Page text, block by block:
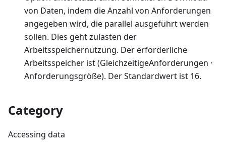
von Daten, indem die Anzahl von Anforderungen
angegeben wird, die parallel ausgeführt werden
sollen. Dies geht zulasten der
Arbeitsspeichernutzung. Der erforderliche
Arbeitsspeicher ist (GleichzeitigeAnforderungen ⋅
Anforderungsgröße). Der Standardwert ist 16.
Category
Accessing data